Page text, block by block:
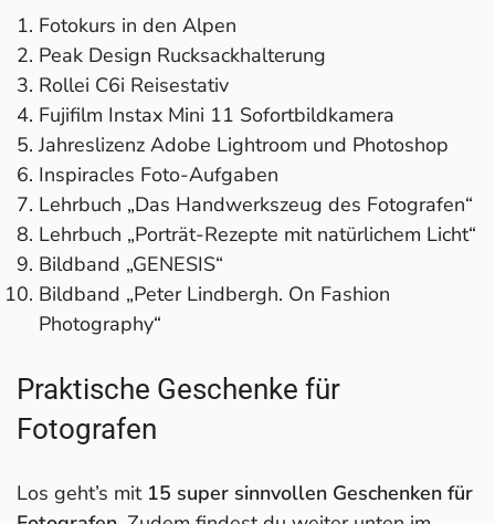
8. Estarer Kameratasche
9. Hama Reinigungsset 💲
10. Jahreslizenz Adobe Lightroom und
Photoshop 💓
11. Graukarte 💲
12. Lens-Aid Handschlaufe 💲
13. Inspiracles Foto-Aufgaben 💲 💓
14. Foto-Glaskugel 💲
15. DJI Mavic 2 Pro
Lustige Geschenkideen für Fotografen
1. Kamera-Geburtstagskarte 💲
2. Kamera-Spardose 💲
3. Fun-Tasse "Leg dich niemals mit einem
Fotografen an" 💲
4. Objektiv-Trinkbecher 💲
fotografieren" 💲
Fotokurs in den Alpen
Peak Design Rucksackhalterung
Rollei C6i Reisestativ
Fujifilm Instax Mini 11 Sofortbildkamera
Jahreslizenz Adobe Lightroom und Photoshop
Inspiracles Foto-Aufgaben
Lehrbuch „Das Handwerkszeug des Fotografen“
Lehrbuch „Porträt-Rezepte mit natürlichem Licht“
Bildband „GENESIS“
Bildband „Peter Lindbergh. On Fashion
Photography“
Praktische Geschenke für
Fotografen
Los geht’s mit 15 super sinnvollen Geschenken für